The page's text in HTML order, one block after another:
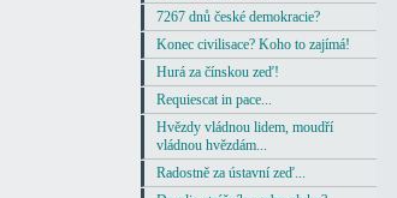
7267 dnů české demokracie?
Konec civilisace? Koho to zajímá!
Hurá za čínskou zeď!
Requiescat in pace...
Hvězdy vládnou lidem, moudří
vládnou hvězdám...
Radostně za ústavní zeď...